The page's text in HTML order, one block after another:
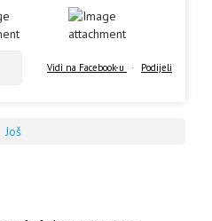
Vidi na Facebook-u · Podijeli
Još